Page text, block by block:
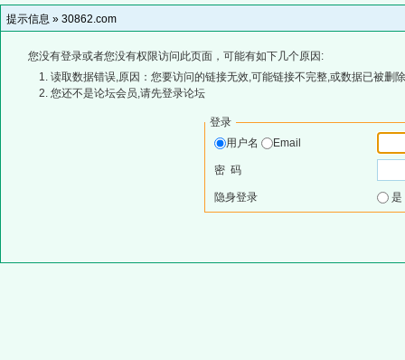
提示信息 » 30862.com
您没有登录或者您没有权限访问此页面，可能有如下几个原因:
读取数据错误,原因：您要访问的链接无效,可能链接不完整,或数据已被删
您还不是论坛会员,请先登录论坛
登录
用户名
Email
密 码
隐身登录